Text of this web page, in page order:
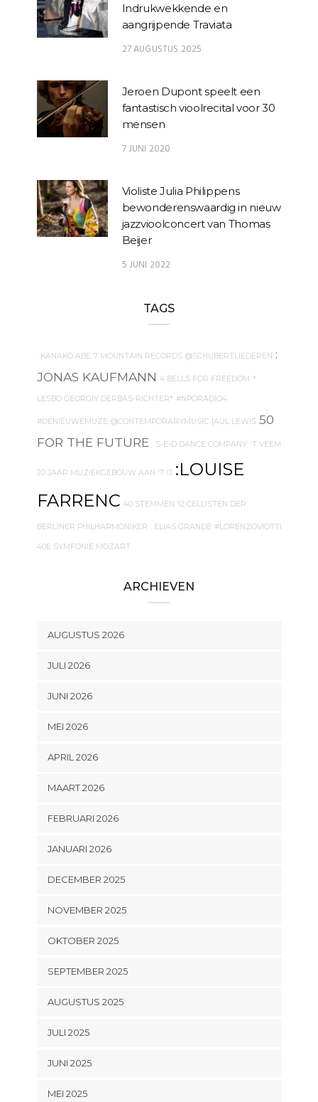
Indrukwekkende en
aangrijpende Traviata
27 AUGUSTUS 2025
Jeroen Dupont speelt een
fantastisch vioolrecital voor 30
mensen
7 JUNI 2020
Violiste Julia Philippens
bewonderenswaardig in nieuw
jazzvioolconcert van Thomas
Beijer
5 JUNI 2022
TAGS
. KANAKO ABE 7 MOUNTAIN RECORDS @SCHUBERTLIEDEREN :
JONAS KAUFMANN 4 BELLS FOR FREEDOM *
LESBO GEORGIY DERBAS-RICHTER* #NPORADIO4
#DENIEUWEMUZE @CONTEMPORARYMUSIC {AUL LEWIS 50
FOR THE FUTURE
. S-E-D DANCE COMPANY 'T VEEM
20 JAAR MUZIEKGEBOUW AAN 'T IJ :LOUISE
FARRENC 40 STEMMEN 12 CELLISTEN DER
BERLINER PHILHARMONIKER . ELIAS GRANDE #LORENZOVIOTTI
40E SYMFONIE MOZART
ARCHIEVEN
AUGUSTUS 2026
JULI 2026
JUNI 2026
MEI 2026
APRIL 2026
MAART 2026
FEBRUARI 2026
JANUARI 2026
DECEMBER 2025
NOVEMBER 2025
OKTOBER 2025
SEPTEMBER 2025
AUGUSTUS 2025
JULI 2025
JUNI 2025
MEI 2025